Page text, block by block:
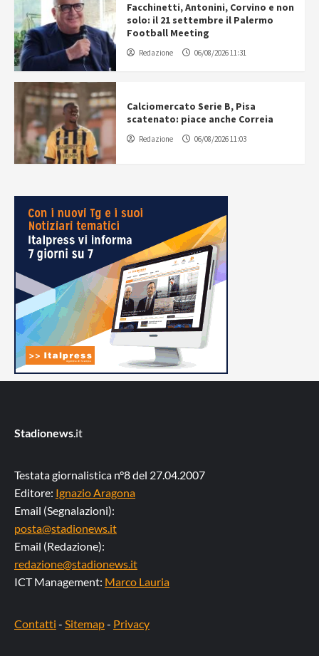
Facchinetti, Antonini, Corvino e non
solo: il 21 settembre il Palermo
Football Meeting
Redazione 06/08/2026 11:31
Calciomercato Serie B, Pisa
scatenato: piace anche Correia
Redazione 06/08/2026 11:03
Stadionews.it
Testata giornalistica n°8 del 27.04.2007
Editore: Ignazio Aragona
Email (Segnalazioni):
posta@stadionews.it
Email (Redazione):
redazione@stadionews.it
ICT Management: Marco Lauria
Contatti - Sitemap- Privacy